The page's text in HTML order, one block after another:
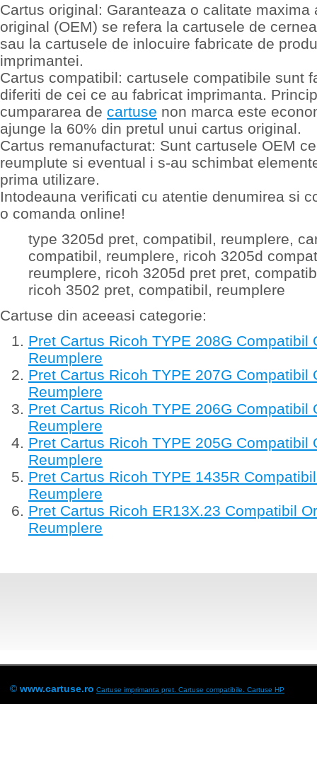
Cartus original: Garanteaza o calitate maxima
original (OEM) se refera la cartusele de
sau la cartusele de inlocuire fabricate de
imprimantei.
Cartus compatibil: cartusele compatibile sunt
diferiti de cei ce au fabricat imprimanta.
cumpararea de cartuse non marca este
ajunge la 60% din pretul unui cartus original.
Cartus remanufacturat: Sunt cartusele OEM
reumplute si eventual i s-au schimbat
prima utilizare.
Intodeauna verificati cu atentie denumirea si
o comanda online!
type 3205d pret, compatibil, reumplere,
compatibil, reumplere, ricoh 3205d
reumplere, ricoh 3205d pret pret,
ricoh 3502 pret, compatibil, reumplere
Cartuse din aceeasi categorie:
Pret Cartus Ricoh TYPE 208G Compatibil
Reumplere
Pret Cartus Ricoh TYPE 207G Compatibil
Reumplere
Pret Cartus Ricoh TYPE 206G Compatibil
Reumplere
Pret Cartus Ricoh TYPE 205G Compatibil
Reumplere
Pret Cartus Ricoh TYPE 1435R
Reumplere
Pret Cartus Ricoh ER13X.23 Compatibil
Reumplere
© www.cartuse.ro Cartuse imprimanta pret. Cartuse compatibile. Cartuse HP